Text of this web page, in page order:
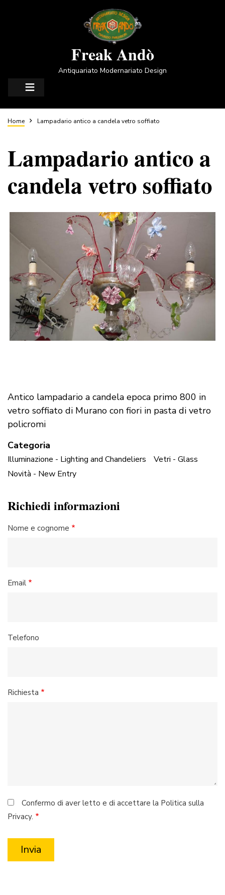
Freak Andò
Antiquariato Modernariato Design
Briciole
di
pane
Home Lampadario antico a candela vetro soffiato
Lampadario antico a
candela vetro soffiato
Antico lampadario a candela epoca primo 800 in
vetro soffiato di Murano con fiori in pasta di vetro
policromi
Categoria
Illuminazione - Lighting and Chandeliers
Vetri - Glass
Novità - New Entry
Richiedi informazioni
Nome e cognome
Email
Telefono
Richiesta
Confermo di aver letto e di accettare la Politica sulla
Privacy.